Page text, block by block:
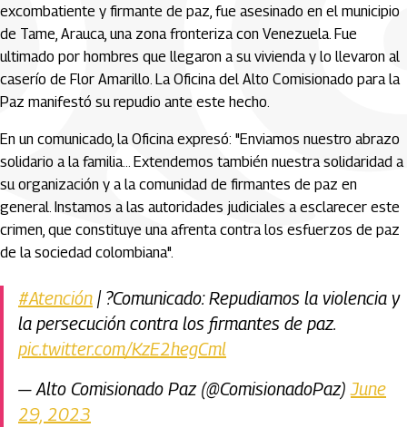
excombatiente y firmante de paz, fue asesinado en el municipio
de Tame, Arauca, una zona fronteriza con Venezuela. Fue
ultimado por hombres que llegaron a su vivienda y lo llevaron al
caserío de Flor Amarillo. La Oficina del Alto Comisionado para la
Paz manifestó su repudio ante este hecho.
En un comunicado, la Oficina expresó: "Enviamos nuestro abrazo
solidario a la familia... Extendemos también nuestra solidaridad a
su organización y a la comunidad de firmantes de paz en
general. Instamos a las autoridades judiciales a esclarecer este
crimen, que constituye una afrenta contra los esfuerzos de paz
de la sociedad colombiana".
#Atención | ?Comunicado: Repudiamos la violencia y
la persecución contra los firmantes de paz.
pic.twitter.com/KzE2hegCml
— Alto Comisionado Paz (@ComisionadoPaz)June
29, 2023